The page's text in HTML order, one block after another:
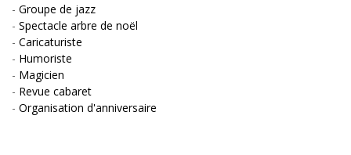
- Groupe de jazz
- Spectacle arbre de noël
- Caricaturiste
- Humoriste
- Magicien
- Revue cabaret
- Organisation d'anniversaire